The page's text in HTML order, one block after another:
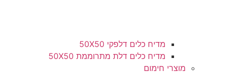
מדיח כלים דלפקי 50X50
מדיח כלים דלת מתרוממת 50X50
מוצרי חימום